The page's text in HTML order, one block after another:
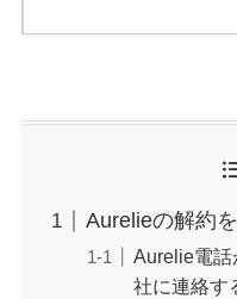
Aurelieの解約
Aurelie電話
社に連絡す